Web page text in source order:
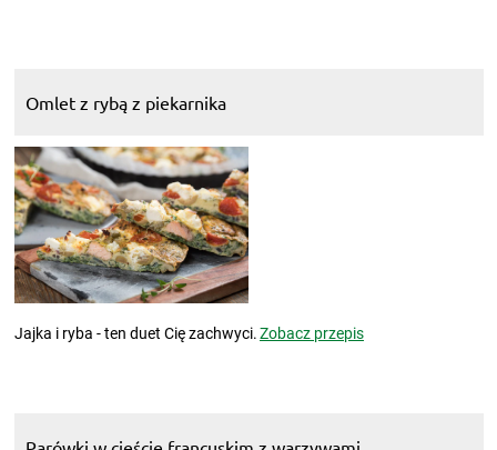
Omlet z rybą z piekarnika
Jajka i ryba - ten duet Cię zachwyci.Zobacz przepis